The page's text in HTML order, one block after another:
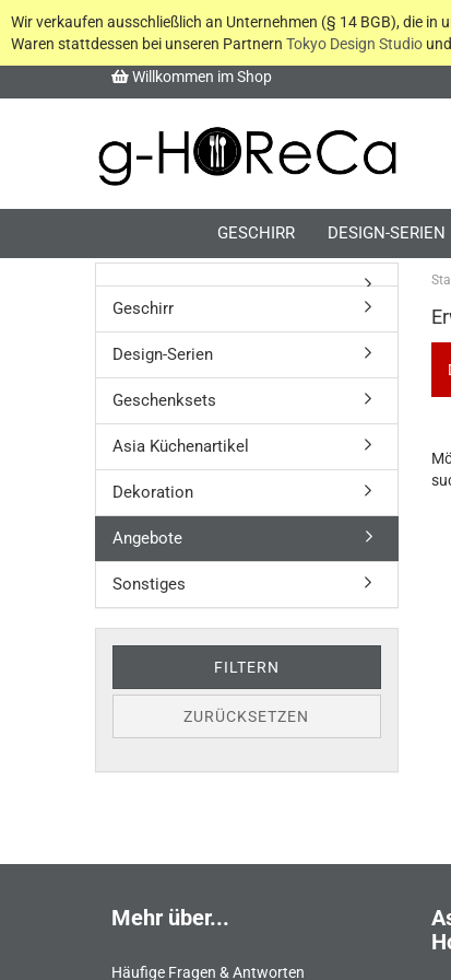
Willkommen im Shop
Wir verkaufen ausschließlich an Unternehmen (§ 14 BGB), die
Waren stattdessen bei unseren Partnern Tokyo Design Studio und
GESCHIRR DESIGN-SERIEN
SIE
Geschirr
Design-Serien
Geschenksets
Asia Küchenartikel
Dekoration
Angebote
Sonstiges
FILTERN
ZURÜCKSETZEN
Mehr über...
Häufige Fragen & Antworten